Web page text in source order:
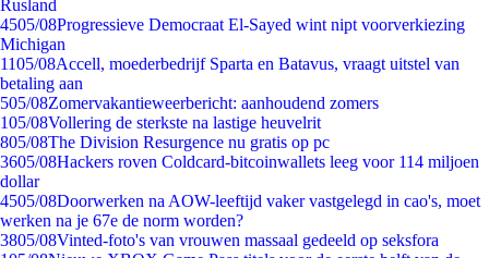
Rusland
4505/08Progressieve Democraat El-Sayed wint nipt voorverkiezing
Michigan
1105/08Accell, moederbedrijf Sparta en Batavus, vraagt uitstel van
betaling aan
505/08Zomervakantieweerbericht: aanhoudend zomers
105/08Vollering de sterkste na lastige heuvelrit
805/08The Division Resurgence nu gratis op pc
3605/08Hackers roven Coldcard-bitcoinwallets leeg voor 114 miljoen
dollar
4505/08Doorwerken na AOW-leeftijd vaker vastgelegd in cao's, moet
werken na je 67e de norm worden?
3805/08Vinted-foto's van vrouwen massaal gedeeld op seksfora